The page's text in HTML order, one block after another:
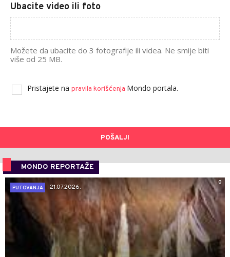
Ubacite video ili foto
Možete da ubacite do 3 fotografije ili videa. Ne smije biti
više od 25 MB.
Pristajete na pravila korišćenja Mondo portala.
POŠALJI
MONDO REPORTAŽE
0
PUTOVANJA
21.07.2026.